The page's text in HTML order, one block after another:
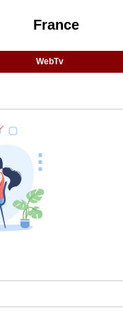
France
WebTv